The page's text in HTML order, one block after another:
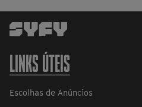
LINKS ÚTEIS
Escolhas de Anúncios